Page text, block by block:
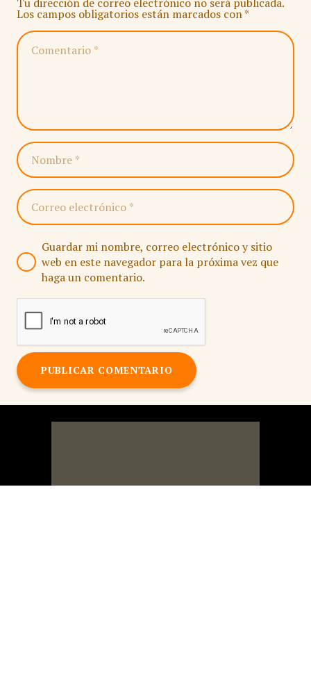
Los campos obligatorios están marcados con*
Guardar mi nombre, correo electrónico y sitio
web en este navegador para la próxima vez que
haga un comentario.
PUBLICAR COMENTARIO